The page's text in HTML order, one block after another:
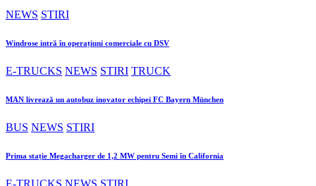
NEWS STIRI
Windrose intră în operațiuni comerciale cu DSV
E-TRUCKS NEWS STIRI TRUCK
MAN livrează un autobuz inovator echipei FC Bayern München
BUS NEWS STIRI
Prima stație Megacharger de 1,2 MW pentru Semi în California